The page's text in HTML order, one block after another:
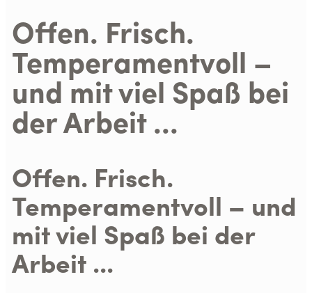
Offen. Frisch.
Temperamentvoll –
und mit viel Spaß bei
der Arbeit ...
Offen. Frisch.
Temperamentvoll – und
mit viel Spaß bei der
Arbeit ...